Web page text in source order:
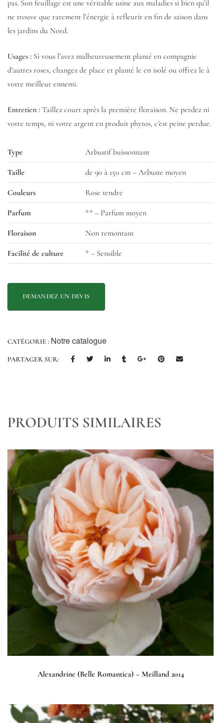
pas. Son feuillage est une véritable usine aux maladies si bien qu’il
ne trouve que rarement l’énergie à refleurir en fin de saison dans
les jardins du Nord.
Usages : Si vous l’avez malheureusement planté en compagnie
d’autres roses, changez de place et planté le en isolé ou offrez le à
votre meilleur ennemi.
Entretien : Taillez court après la première floraison. Ne perdez ni
votre temps, ni votre argent en produit phytos, c’est peine perdue.
Type Arbustif buissonnant
Taille de 90 à 150 cm – Arbuste moyen
Couleurs Rose tendre
Parfum ** – Parfum moyen
Floraison Non remontant
Facilité de culture * – Sensible
CATÉGORIE : Notre catalogue
PARTAGER SUR:
PRODUITS SIMILAIRES
Alexandrine (Belle Romantica) – Meilland 2014